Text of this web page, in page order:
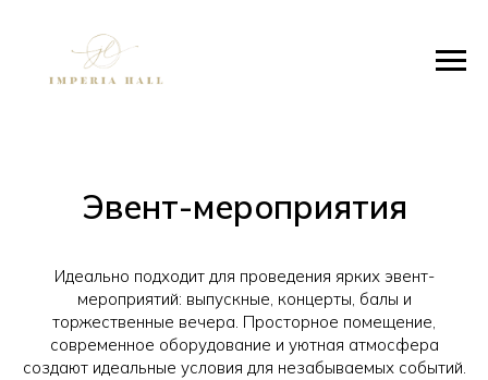
Эвент-мероприятия
Идеально подходит для проведения ярких эвент-
мероприятий: выпускные, концерты, балы и
торжественные вечера. Просторное помещение,
современное оборудование и уютная атмосфера
создают идеальные условия для незабываемых событий.